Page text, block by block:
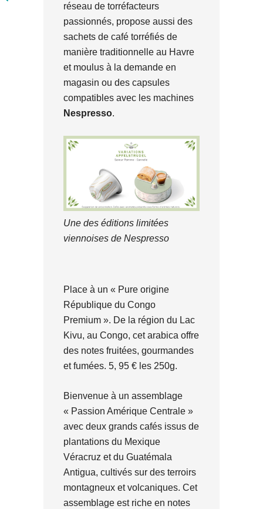
réseau de torréfacteurs
passionnés, propose aussi des
sachets de café torréfiés de
manière traditionnelle au Havre
et moulus à la demande en
magasin ou des capsules
compatibles avec les machines
Nespresso.
Une des éditions limitées
viennoises de Nespresso
Place à un « Pure origine
République du Congo
Premium ». De la région du Lac
Kivu, au Congo, cet arabica offre
des notes fruitées, gourmandes
et fumées. 5, 95 € les 250g.
Bienvenue à un assemblage
« Passion Amérique Centrale »
avec deux grands cafés issus de
plantations du Mexique
Véracruz et du Guatémala
Antigua, cultivés sur des terroirs
montagneux et volcaniques. Cet
assemblage est riche en notes